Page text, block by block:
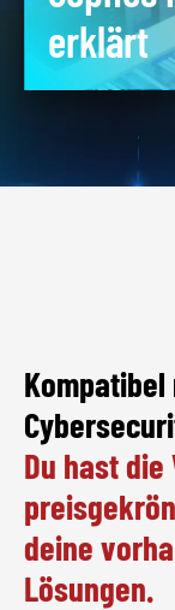
erklärt
Du hast
deine
Lösungen.